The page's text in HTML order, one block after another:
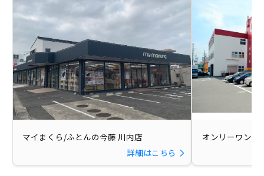
マイまくら/ふとんの今藤 川内店
詳細はこちら
オンリーワン与